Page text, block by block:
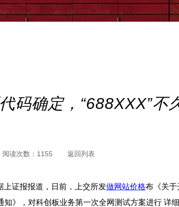
码确定，“688XXX”不
阅读次数： 1155 返回列表
上证报报道，日前，上交所发做网站价格布《关于
，对科创板业务第一次全网测试方案进行 详